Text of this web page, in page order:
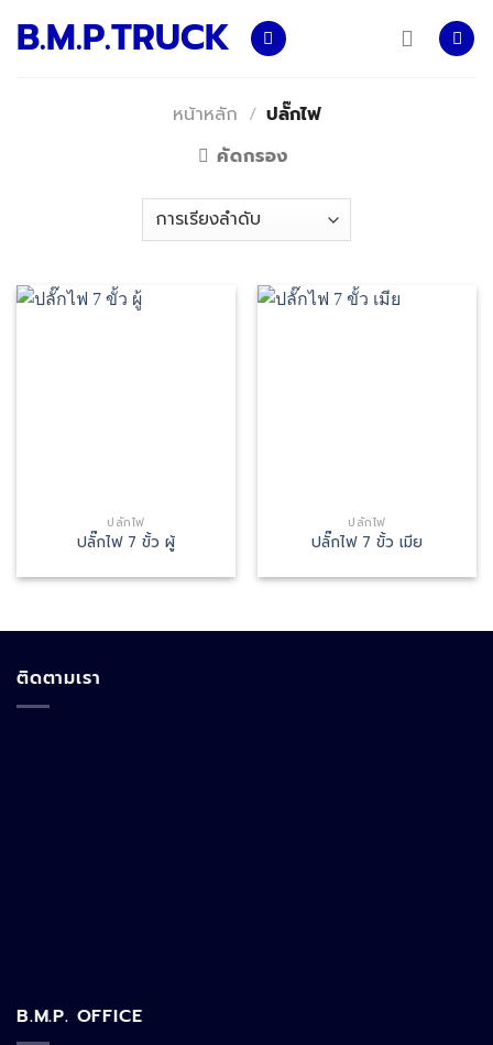
B.M.P.TRUCK
หน้าหลัก / ปลั๊กไฟ
คัดกรอง
ปลั๊กไฟ
ปลั๊กไฟ 7 ขั้ว ผู้
ปลั๊กไฟ
ปลั๊กไฟ 7 ขั้ว เมีย
ติดตามเรา
B.M.P. OFFICE